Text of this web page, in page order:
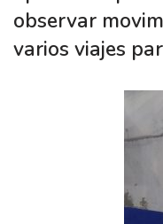
observar
varios viajes